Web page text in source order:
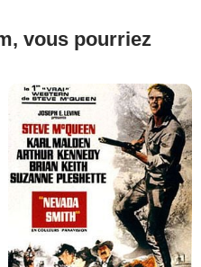
vous pourriez